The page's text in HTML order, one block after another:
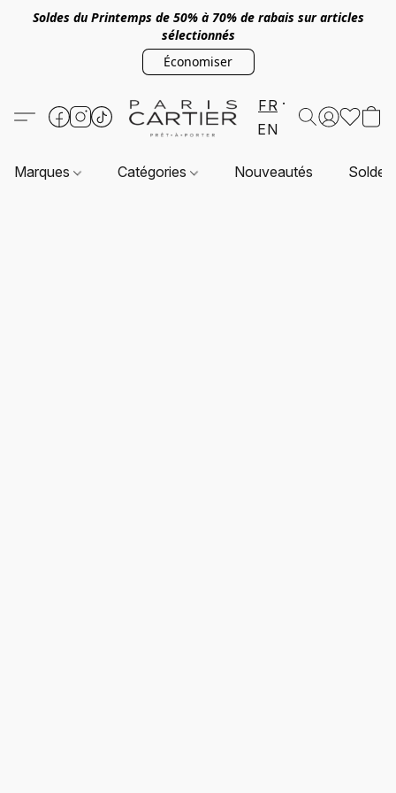
Soldes du Printemps de 50% à 70% de rabais sur articles
sélectionnés
Économiser
FR
EN
Marques Catégories Nouveautés Soldes